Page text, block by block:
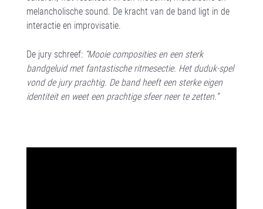
melancholische sound. De kracht van de band ligt in de
interactie en improvisatie.
De jury schreef: “Mooie composities en een sterk
bandgeluid met fantastische ritmesectie. Het duduk-spel
vond de jury prachtig. De band heeft een sterke eigen
identiteit en weet een prachtige sfeer neer te zetten.”